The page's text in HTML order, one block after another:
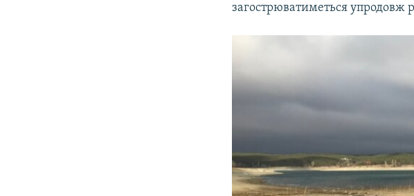
загострюватиметься упродовж